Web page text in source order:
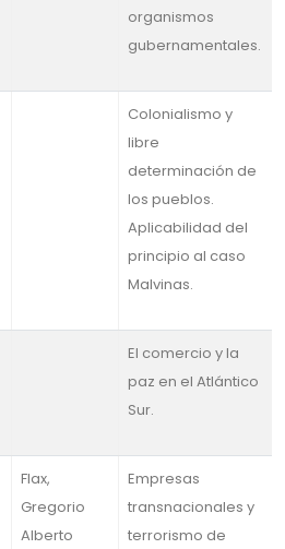
organismos
gubernamentales.
Colonialismo y
libre
determinación de
los pueblos.
Aplicabilidad del
principio al caso
Malvinas.
El comercio y la
paz en el Atlántico
Sur.
Flax,
Gregorio
Alberto
Empresas
transnacionales y
terrorismo de